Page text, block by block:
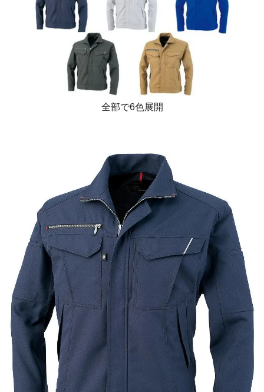
全部で6色展開